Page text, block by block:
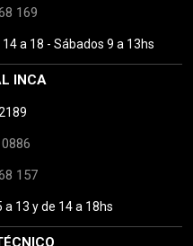
169
a 18 - Sábados 9 a 13hs
INCA
157
a 13 y de 14 a 18hs